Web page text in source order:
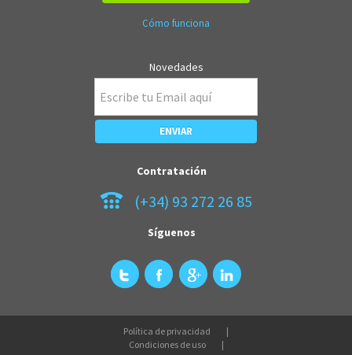
Cómo funciona
Novedades
Contratación
(+34) 93 272 26 85
Síguenos
Política de privacidad
Condiciones de uso